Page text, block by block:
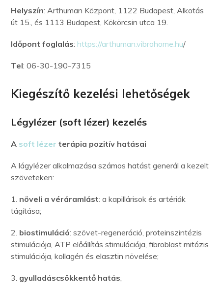
Helyszín: Arthuman Központ, 1122 Budapest, Alkotás
út 15., és 1113 Budapest, Kökörcsin utca 19.
Időpont foglalás: https://arthuman.vibrohome.hu/
Tel: 06-30-190-7315
Kiegészítő kezelési lehetőségek
Légylézer (soft lézer) kezelés
A soft lézer terápia pozitív hatásai
A lágylézer alkalmazása számos hatást generál a kezelt
szöveteken:
1. növeli a véráramlást: a kapillárisok és artériák
tágítása;
2. biostimuláció: szövet-regeneráció, proteinszintézis
stimulációja, ATP előállítás stimulációja, fibroblast mitózis
stimulációja, kollagén és elasztin növelése;
3. gyulladáscsökkentő hatás;